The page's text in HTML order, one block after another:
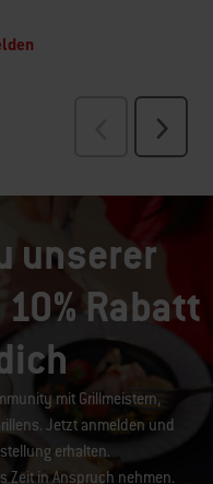
unserer
Rabatt
mit Grillmeistern,
Jetzt anmelden und
erhalten.
Zeit in Anspruch nehmen.